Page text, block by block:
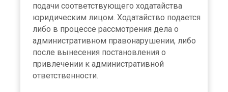
подачи соответствующего ходатайства
юридическим лицом. Ходатайство подается
либо в процессе рассмотрения дела о
административном правонарушении, либо
после вынесения постановления о
привлечении к административной
ответственности.